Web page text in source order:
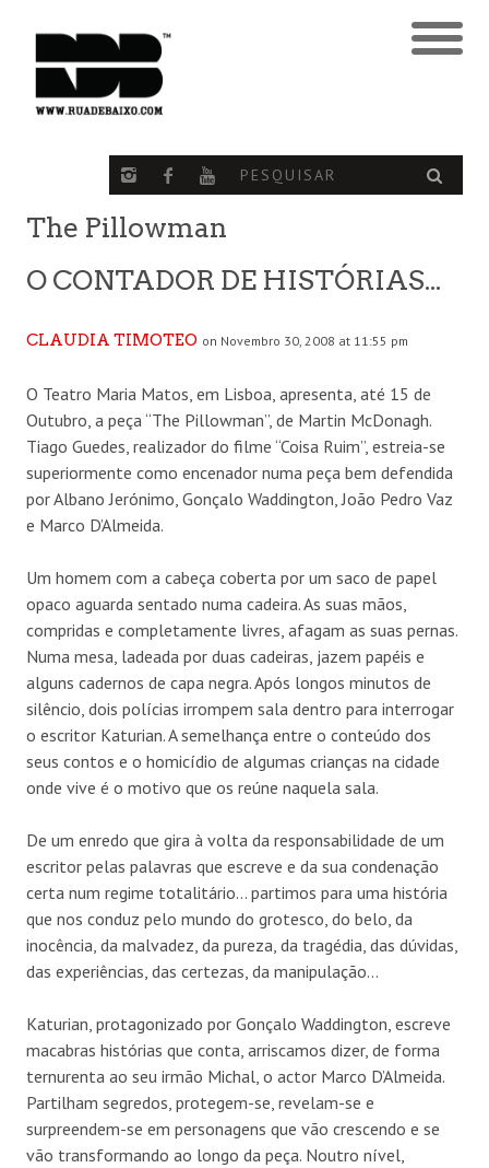
The Pillowman
O CONTADOR DE HISTÓRIAS...
CLAUDIA TIMOTEO on Novembro 30, 2008 at 11:55 pm
O Teatro Maria Matos, em Lisboa, apresenta, até 15 de
Outubro, a peça “The Pillowman”, de Martin McDonagh.
Tiago Guedes, realizador do filme “Coisa Ruim”, estreia-se
superiormente como encenador numa peça bem defendida
por Albano Jerónimo, Gonçalo Waddington, João Pedro Vaz
e Marco D’Almeida.
Um homem com a cabeça coberta por um saco de papel
opaco aguarda sentado numa cadeira. As suas mãos,
compridas e completamente livres, afagam as suas pernas.
Numa mesa, ladeada por duas cadeiras, jazem papéis e
alguns cadernos de capa negra. Após longos minutos de
silêncio, dois polícias irrompem sala dentro para interrogar
o escritor Katurian. A semelhança entre o conteúdo dos
seus contos e o homicídio de algumas crianças na cidade
onde vive é o motivo que os reúne naquela sala.
De um enredo que gira à volta da responsabilidade de um
escritor pelas palavras que escreve e da sua condenação
certa num regime totalitário… partimos para uma história
que nos conduz pelo mundo do grotesco, do belo, da
inocência, da malvadez, da pureza, da tragédia, das dúvidas,
das experiências, das certezas, da manipulação…
Katurian, protagonizado por Gonçalo Waddington, escreve
macabras histórias que conta, arriscamos dizer, de forma
ternurenta ao seu irmão Michal, o actor Marco D’Almeida.
Partilham segredos, protegem-se, revelam-se e
surpreendem-se em personagens que vão crescendo e se
vão transformando ao longo da peça. Noutro nível,